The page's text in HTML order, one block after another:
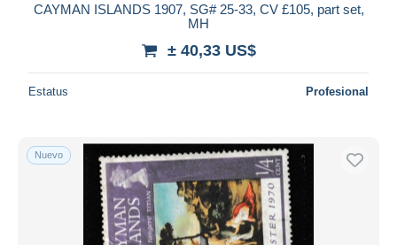
CAYMAN ISLANDS 1907, SG# 25-33, CV £105, part set,
MH
± 40,33 US$
Estatus Profesional
Nuevo